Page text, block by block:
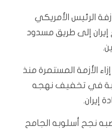
الرئيس الأمريكي
إيران إلى طريق مسدود
الأزمة المستمرة منذ
رغبة في تخفيف نهجه
إيران.
نجح أسلوبه الجامح